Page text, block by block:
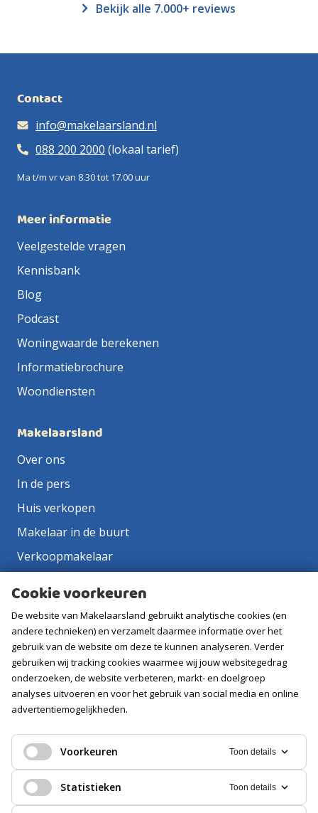
Bekijk alle 7.000+ reviews
Contact
info@makelaarsland.nl
088 200 2000 (lokaal tarief)
Ma t/m vr van 8.30 tot 17.00 uur
Meer informatie
Veelgestelde vragen
Kennisbank
Blog
Podcast
Woningwaarde berekenen
Informatiebrochure
Woondiensten
Makelaarsland
Over ons
In de pers
Huis verkopen
Makelaar in de buurt
Verkoopmakelaar
Vacatures
Volg ons
Cookie voorkeuren
De website van Makelaarsland gebruikt analytische cookies (en
andere technieken) en verzamelt daarmee informatie over het
gebruik van de website om deze te kunnen analyseren. Verder
gebruiken wij tracking cookies waarmee wij jouw websitegedrag
onderzoeken, de website verbeteren, markt- en doelgroep
analyses uitvoeren en voor het gebruik van social media en online
advertentiemogelijkheden.
Voorkeuren Toon details
Statistieken Toon details